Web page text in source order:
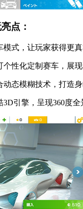
点：
式，让玩家获得更真
性化定制赛车，展现
态模糊技术，打造身
引擎，呈现360度全